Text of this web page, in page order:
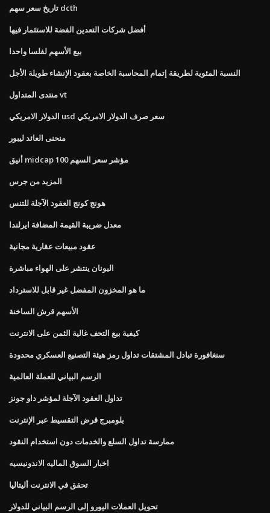
تاريخ سعر سهم dcth
أفضل شركات التعدين الفضة للاستثمار فيها
بيع الأسهم لفلسا واحدا
النسبة المئوية لطريقة إتمام المحاسبة الخاصة بعقود الإنشاء طويلة الأجل
منتدى المتداول vt
الدولار الامريكي usd سعر صرف الدولار الامريكي
منحنى العائد ليبور
أنيق midcap 100 مؤشر سعر السهم
المزيد من جرس
هونج كونج العقود الآجلة للتنس
معدل ضريبة القيمة المضافة ايرلندا
عقود مبيعات عقارية مجانية
اليونان ينتشر على الهواء مباشرة
ما هو المخزون المفضل غير قابل للاسترداد
الأسهم قرش الساخنة
كيفية بيع التحف غالية الثمن على الانترنت
سنغافورة تبادل المشتقات تداول رمز هيئة التصنيع العسكري محدودة
الرسم البياني للعملة العالمية
تداول العقود الآجلة لمؤشر داو جونز
بلومبرج قرض التقسيط عبر الإنترنت
ممارسة تداول السلع والخدمات دون استخدام النقود
اخبار السوق الماليه الاندونيسيه
تحقق في الانترنت أليتاليا
تحويل العملات اليورو إلى الرسم البياني للدولار